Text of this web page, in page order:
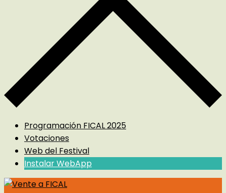
Programación FICAL 2025
Votaciones
Web del Festival
Instalar WebApp